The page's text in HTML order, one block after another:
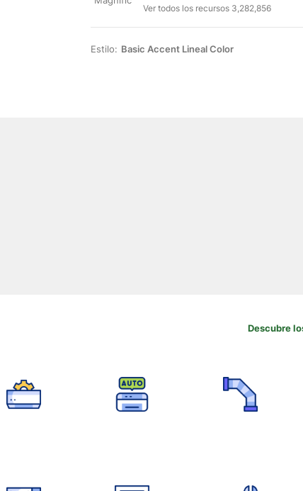
Ver todos los recursos 3,282,856
Estilo: Basic Accent Lineal Color
Descubre